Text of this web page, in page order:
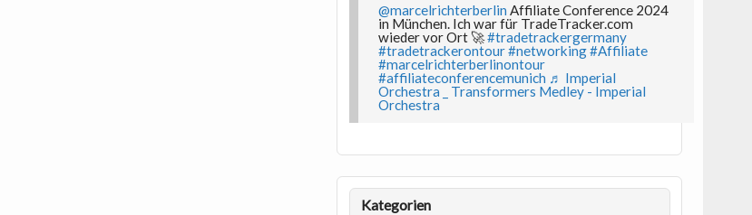
@marcelrichterberlin Affiliate Conference 2024
in München. Ich war für TradeTracker.com
wieder vor Ort 🚀#tradetrackergermany
#tradetrackerontour#networking#Affiliate
#marcelrichterberlinontour
#affiliateconferencemunich ♬ Imperial
Orchestra _ Transformers Medley - Imperial
Orchestra
Kategorien